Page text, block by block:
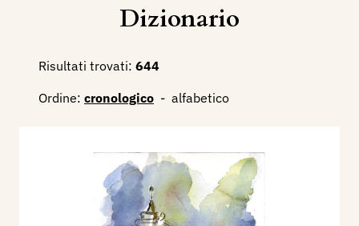
Dizionario
Risultati trovati: 644
Ordine: cronologico - alfabetico